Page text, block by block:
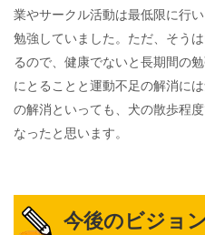
業やサークル活動は最低限に行
勉強していました。ただ、そう
るので、健康でないと長期間の
にとることと運動不足の解消に
の解消といっても、犬の散歩程
なったと思います。
今後のビジョン